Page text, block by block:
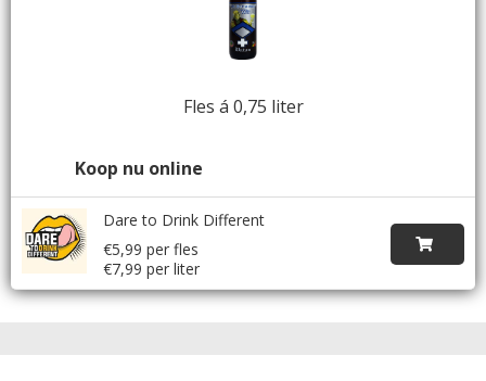
Fles á 0,75 liter
Koop nu online
Dare to Drink Different
€5,99 per fles
€7,99 per liter